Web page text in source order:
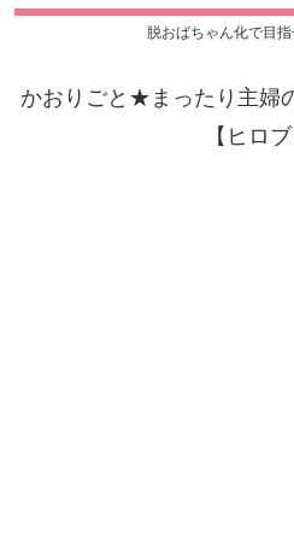
脱おばちゃん化で目指
かおりごと★まったり主婦
【ヒロブ